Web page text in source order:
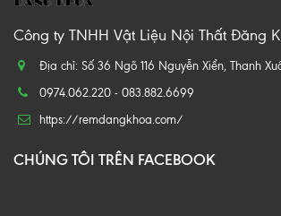
Công ty TNHH Vật Liệu Nội Thất Đăng
Địa chỉ: Số 36 Ngõ 116 Nguyễn Xiển, Thanh
0974.062.220 - 083.882.6699
https://remdangkhoa.com/
CHÚNG TÔI TRÊN FACEBOOK